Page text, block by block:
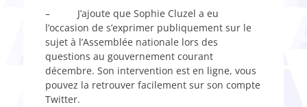
– J’ajoute que Sophie Cluzel a eu
l’occasion de s’exprimer publiquement sur le
sujet à l’Assemblée nationale lors des
questions au gouvernement courant
décembre. Son intervention est en ligne, vous
pouvez la retrouver facilement sur son compte
Twitter.